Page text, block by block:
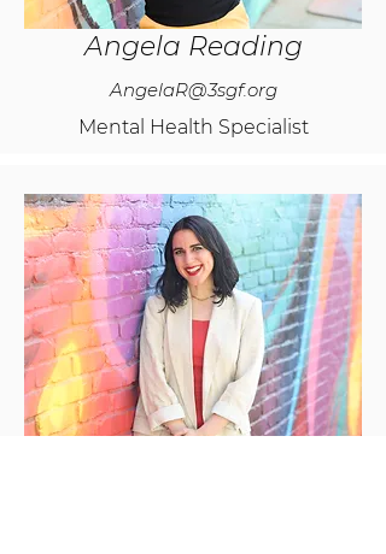
Angela Reading
AngelaR@3sgf.org
Mental Health Specialist